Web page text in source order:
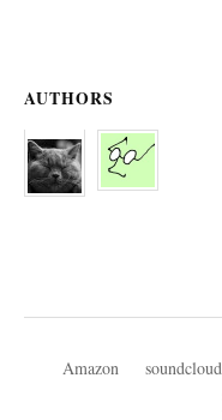
AUTHORS
Amazon soundcloud